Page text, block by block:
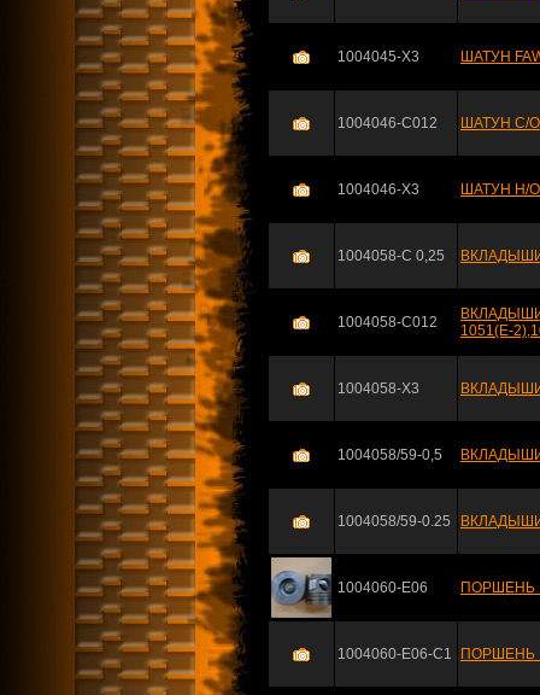
1004045-X3 ШАТУН
1004046-C012 ШАТУН С/О
1004046-X3 ШАТУН Н/О
1004058-C 0,25 ВКЛАДЫШИ
1004058-C012
1051(Е-
1004058-X3
1004058/59-0,5
1004058/59-0.25
1004060-E06 ПОРШЕНЬ
1004060-E06-C1 ПОРШЕНЬ